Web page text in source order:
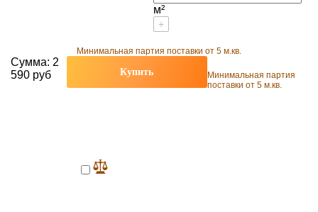
м²
+
Минимальная партия поставки от 5 м.кв.
Сумма: 2
590 руб
Купить
Минимальная партия
поставки от 5 м.кв.